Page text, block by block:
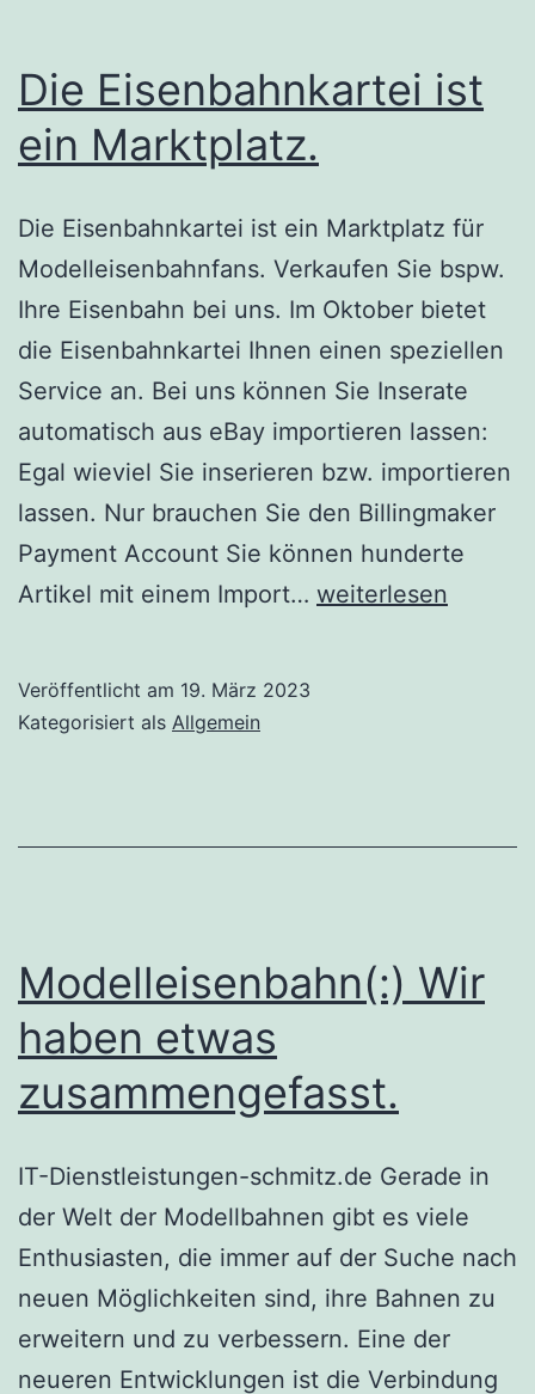
Die Eisenbahnkartei ist
ein Marktplatz.
Die Eisenbahnkartei ist ein Marktplatz für
Modelleisenbahnfans. Verkaufen Sie bspw.
Ihre Eisenbahn bei uns. Im Oktober bietet
die Eisenbahnkartei Ihnen einen speziellen
Service an. Bei uns können Sie Inserate
automatisch aus eBay importieren lassen:
Egal wieviel Sie inserieren bzw. importieren
lassen. Nur brauchen Sie den Billingmaker
Payment Account Sie können hunderte
Artikel mit einem Import… Die
weiterlesen
Veröffentlicht am 19. März 2023
Kategorisiert als Allgemein
Modelleisenbahn(:) Wir
haben etwas
zusammengefasst.
IT-Dienstleistungen-schmitz.de Gerade in
der Welt der Modellbahnen gibt es viele
Enthusiasten, die immer auf der Suche nach
neuen Möglichkeiten sind, ihre Bahnen zu
erweitern und zu verbessern. Eine der
neueren Entwicklungen ist die Verbindung